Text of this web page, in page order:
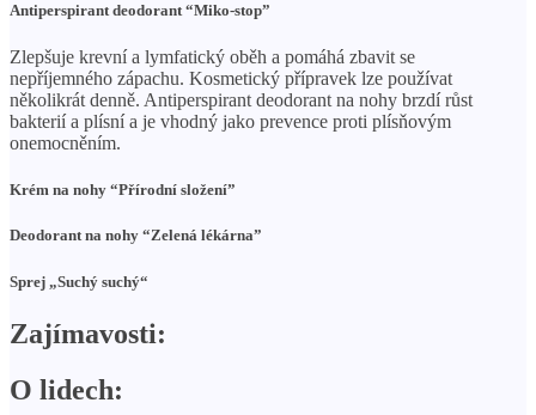
Antiperspirant deodorant “Miko-stop”
Zlepšuje krevní a lymfatický oběh a pomáhá zbavit se
nepříjemného zápachu. Kosmetický přípravek lze používat
několikrát denně. Antiperspirant deodorant na nohy brzdí růst
bakterií a plísní a je vhodný jako prevence proti plísňovým
onemocněním.
Krém na nohy “Přírodní složení”
Deodorant na nohy “Zelená lékárna”
Sprej „Suchý suchý“
Zajímavosti:
O lidech: